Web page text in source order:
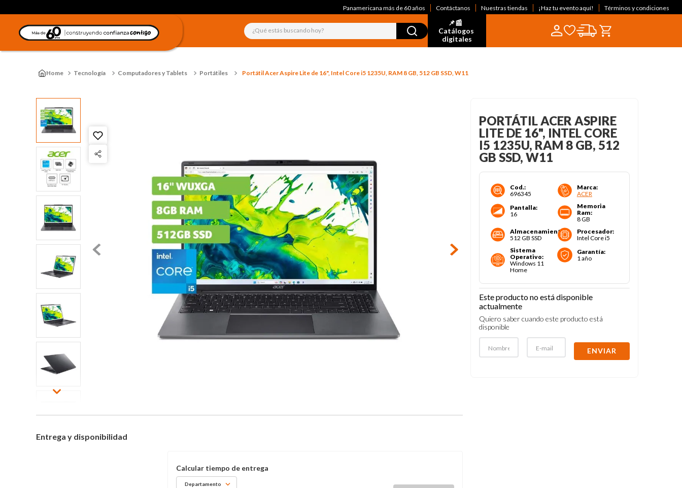
Panamericana más de 60 años Contáctanos Nuestras tiendas ¡Haz tu evento aquí! Términos y condiciones
¿Qué estás buscando hoy?
📌📰
Catálogos
digitales
Tecnología Computadores y Tablets Portátiles Portátil Acer Aspire Lite de 16", Intel Core i5 1235U, RAM 8 GB, 512 GB SSD, W11
Entrega y disponibilidad
Departamento
PORTÁTIL ACER ASPIRE
LITE DE 16", INTEL CORE
I5 1235U, RAM 8 GB, 512
GB SSD, W11
Cod.:
696345
Marca:
ACER
Pantalla:
16
Memoria
Ram:
8 GB
Almacenamiento:
512 GB SSD
Procesador:
Intel Core i5
Sistema
Operativo:
Windows 11
Home
Garantía:
1 año
Este producto no está disponible
actualmente
Quiero saber cuando este producto está
disponible
ENVIAR